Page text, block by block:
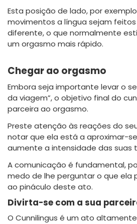
Esta posição de lado, por
movimentos a língua sejam
diferente, o que normalmente
um orgasmo mais rápido.
Chegar ao orgasmo
Embora seja importante levar o
da viagem”, o objetivo final do
parceira ao orgasmo.
Preste atenção às reações do
notar que ela está a aproximar-
aumente a intensidade das suas
A comunicação é fundamental,
medo de lhe perguntar o que ela
ao pináculo deste ato.
Divirta-se com a sua
O Cunnilingus é um ato